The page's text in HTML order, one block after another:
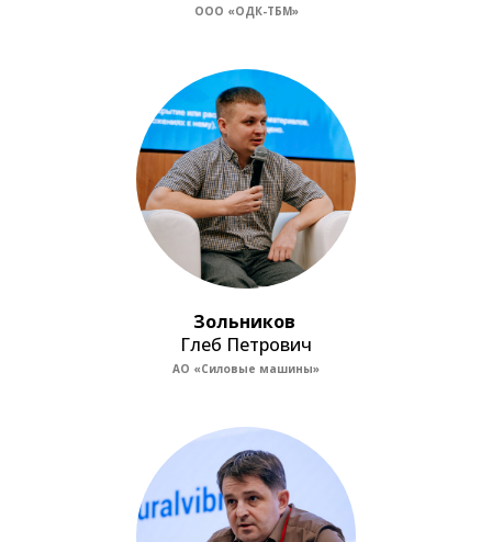
ООО «ОДК-ТБМ»
Зольников
Глеб Петрович
АО «Силовые машины»